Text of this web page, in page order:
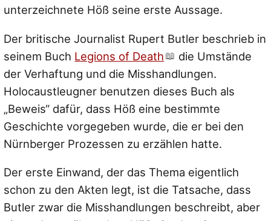
unterzeichnete Höß seine erste Aussage.
Der britische Journalist Rupert Butler beschrieb in
seinem Buch Legions of Death
die Umstände
der Verhaftung und die Misshandlungen.
Holocaustleugner benutzen dieses Buch als
„Beweis“ dafür, dass Höß eine bestimmte
Geschichte vorgegeben wurde, die er bei den
Nürnberger Prozessen zu erzählen hatte.
Der erste Einwand, der das Thema eigentlich
schon zu den Akten legt, ist die Tatsache, dass
Butler zwar die Misshandlungen beschreibt, aber